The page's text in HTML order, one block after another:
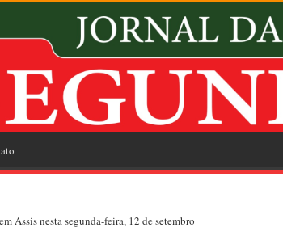
Assis nesta segunda-feira, 12 de setembro